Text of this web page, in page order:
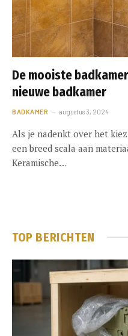
De mooiste
nieuwe badkamer
BADKAMER augustus 3, 2024
Als je nadenkt over het
een breed scala aan
Keramische…
TOP BERICHTEN